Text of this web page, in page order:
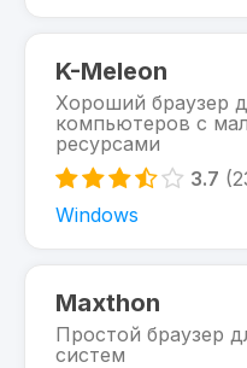
K-Meleon
Хороший браузер
компьютеров с
ресурсами
3.7
Windows
Maxthon
Простой браузер
систем